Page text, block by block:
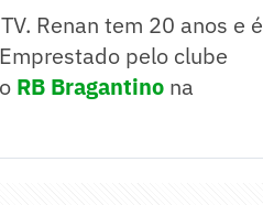
Renan tem 20 anos e é
pelo clube
RB Bragantino na